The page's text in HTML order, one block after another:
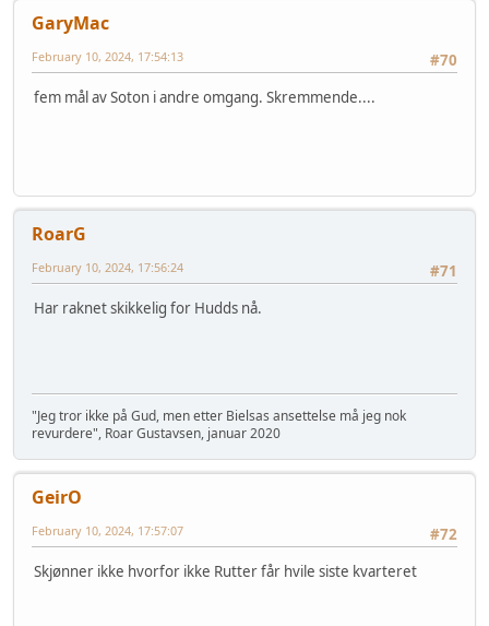
GaryMac
#70
February 10, 2024, 17:54:13
fem mål av Soton i andre omgang. Skremmende....
RoarG
#71
February 10, 2024, 17:56:24
Har raknet skikkelig for Hudds nå.
"Jeg tror ikke på Gud, men etter Bielsas ansettelse må jeg nok
revurdere", Roar Gustavsen, januar 2020
GeirO
#72
February 10, 2024, 17:57:07
Skjønner ikke hvorfor ikke Rutter får hvile siste kvarteret